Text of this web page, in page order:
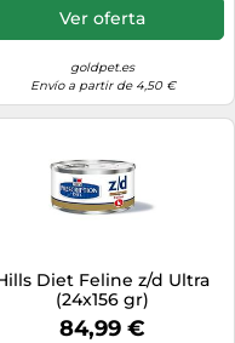
Ver oferta
goldpet.es
Envío a partir de 4,50 €
Diet Feline z/d Ultra
(24x156 gr)
84,99 €